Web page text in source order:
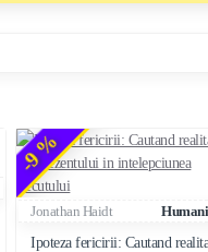
-9 %
Jonathan Haidt
Ipoteza fericirii: Cautand